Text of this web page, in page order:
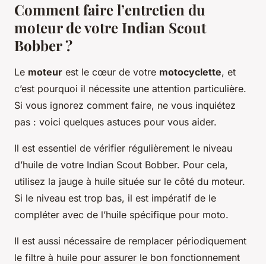
Comment faire l’entretien du
moteur de votre Indian Scout
Bobber ?
Le moteur est le cœur de votre motocyclette, et
c’est pourquoi il nécessite une attention particulière.
Si vous ignorez comment faire, ne vous inquiétez
pas : voici quelques astuces pour vous aider.
Il est essentiel de vérifier régulièrement le niveau
d’huile de votre Indian Scout Bobber. Pour cela,
utilisez la jauge à huile située sur le côté du moteur.
Si le niveau est trop bas, il est impératif de le
compléter avec de l’huile spécifique pour moto.
Il est aussi nécessaire de remplacer périodiquement
le filtre à huile pour assurer le bon fonctionnement